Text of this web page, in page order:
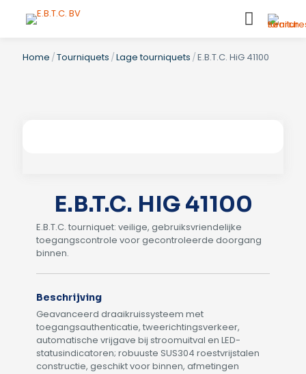
Home /Tourniquets /Lage tourniquets /E.B.T.C. HiG 41100
E.B.T.C. HIG 41100
E.B.T.C. tourniquet: veilige, gebruiksvriendelijke
toegangscontrole voor gecontroleerde doorgang
binnen.
Beschrijving
Geavanceerd draaikruissysteem met
toegangsauthenticatie, tweerichtingsverkeer,
automatische vrijgave bij stroomuitval en LED-
statusindicatoren; robuuste SUS304 roestvrijstalen
constructie, geschikt voor binnen, afmetingen